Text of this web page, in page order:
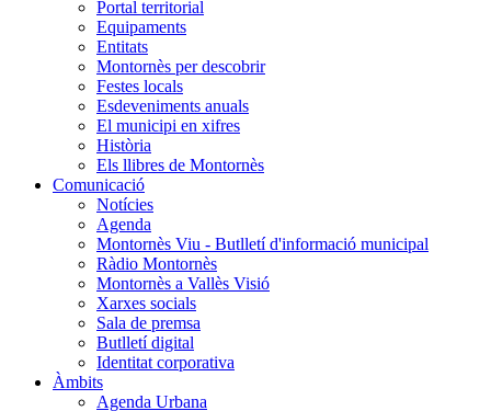
Portal territorial
Equipaments
Entitats
Montornès per descobrir
Festes locals
Esdeveniments anuals
El municipi en xifres
Història
Els llibres de Montornès
Comunicació
Notícies
Agenda
Montornès Viu - Butlletí d'informació municipal
Ràdio Montornès
Montornès a Vallès Visió
Xarxes socials
Sala de premsa
Butlletí digital
Identitat corporativa
Àmbits
Agenda Urbana